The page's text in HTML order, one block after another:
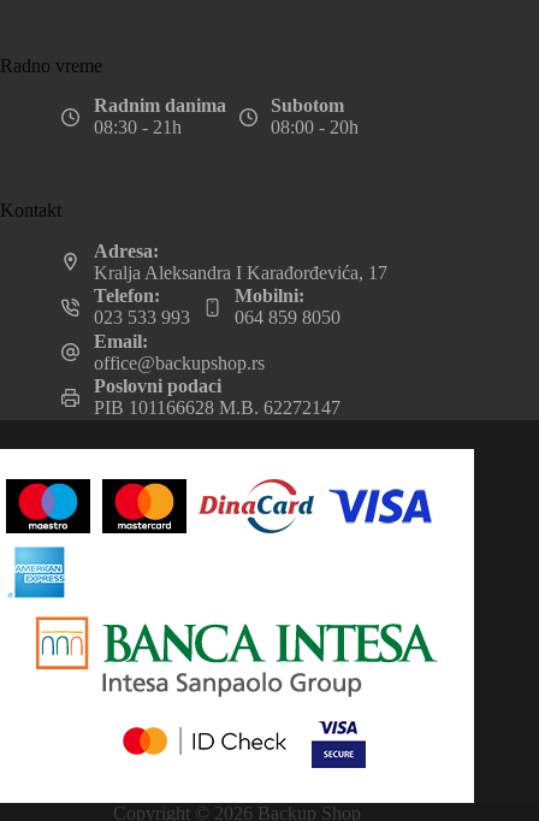
Radno vreme
Radnim danima
08:30 - 21h
Subotom
08:00 - 20h
Kontakt
Adresa:
Kralja Aleksandra I Karađorđevića, 17
Telefon:
023 533 993
Mobilni:
064 859 8050
Email:
office@backupshop.rs
Poslovni podaci
PIB 101166628 M.B. 62272147
Copyright © 2026 Backup Shop